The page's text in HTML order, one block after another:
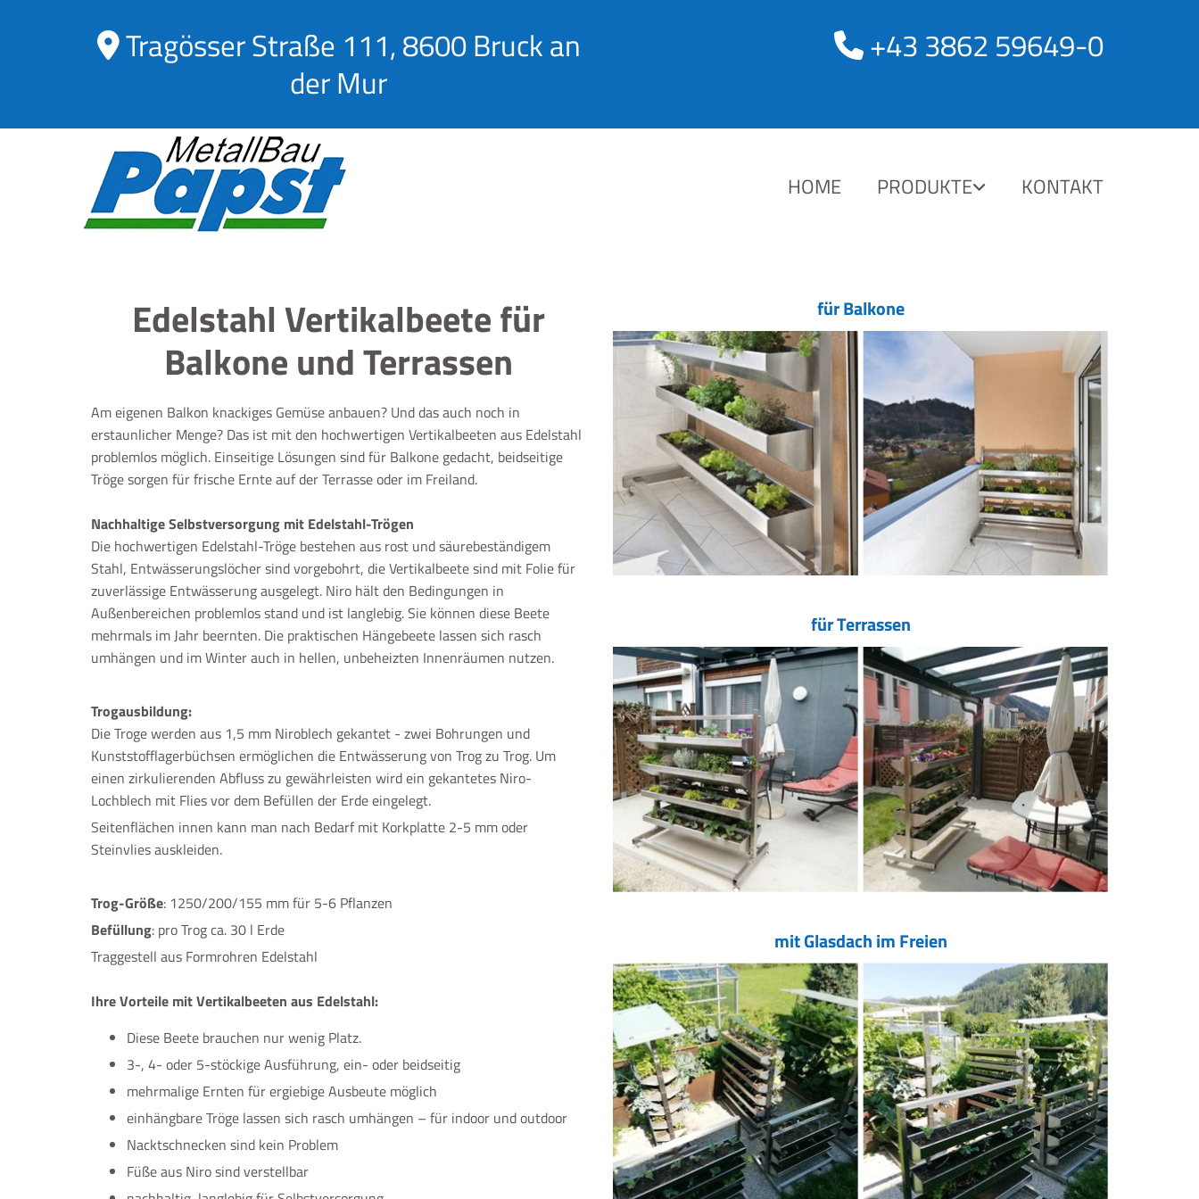
Tragösser Straße 111, 8600 Bruck an
der Mur
 +43 3862 59649-0
HOME PRODUKTE KONTAKT
Edelstahl Vertikalbeete für
Balkone und Terrassen
Am eigenen Balkon knackiges Gemüse anbauen? Und das auch noch in
erstaunlicher Menge? Das ist mit den hochwertigen Vertikalbeeten aus Edelstahl
problemlos möglich. Einseitige Lösungen sind für Balkone gedacht, beidseitige
Tröge sorgen für frische Ernte auf der Terrasse oder im Freiland.
Nachhaltige Selbstversorgung mit Edelstahl-Trögen
Die hochwertigen Edelstahl-Tröge bestehen aus rost und säurebeständigem
Stahl, Entwässerungslöcher sind vorgebohrt, die Vertikalbeete sind mit Folie für
zuverlässige Entwässerung ausgelegt. Niro hält den Bedingungen in
Außenbereichen problemlos stand und ist langlebig. Sie können diese Beete
mehrmals im Jahr beernten. Die praktischen Hängebeete lassen sich rasch
umhängen und im Winter auch in hellen, unbeheizten Innenräumen nutzen.
Trogausbildung:
Die Troge werden aus 1,5 mm Niroblech gekantet - zwei Bohrungen und
Kunststofflagerbüchsen ermöglichen die Entwässerung von Trog zu Trog. Um
einen zirkulierenden Abfluss zu gewährleisten wird ein gekantetes Niro-
Lochblech mit Flies vor dem Befüllen der Erde eingelegt.
Seitenflächen innen kann man nach Bedarf mit Korkplatte 2-5 mm oder
Steinvlies auskleiden.
Trog-Größe: 1250/200/155 mm für 5-6 Pflanzen
Befüllung: pro Trog ca. 30 l Erde
Traggestell aus Formrohren Edelstahl
Ihre Vorteile mit Vertikalbeeten aus Edelstahl:
Diese Beete brauchen nur wenig Platz.
3-, 4- oder 5-stöckige Ausführung, ein- oder beidseitig
mehrmalige Ernten für ergiebige Ausbeute möglich
einhängbare Tröge lassen sich rasch umhängen – für indoor und outdoor
Nacktschnecken sind kein Problem
Füße aus Niro sind verstellbar
für Balkone
für Terrassen
mit Glasdach im Freien